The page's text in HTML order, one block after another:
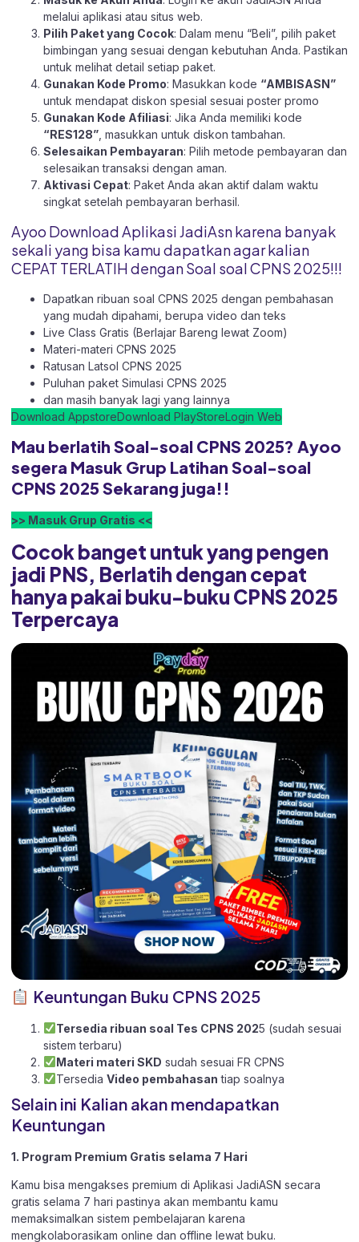
melalui aplikasi atau situs web.
Pilih Paket yang Cocok: Dalam menu “Beli”, pilih paket
bimbingan yang sesuai dengan kebutuhan Anda. Pastikan
untuk melihat detail setiap paket.
Gunakan Kode Promo: Masukkan kode “AMBISASN”
untuk mendapat diskon spesial sesuai poster promo
Gunakan Kode Afiliasi: Jika Anda memiliki kode
“RES128”, masukkan untuk diskon tambahan.
Selesaikan Pembayaran: Pilih metode pembayaran dan
selesaikan transaksi dengan aman.
Aktivasi Cepat: Paket Anda akan aktif dalam waktu
singkat setelah pembayaran berhasil.
Ayoo Download Aplikasi JadiAsn karena banyak
sekali yang bisa kamu dapatkan agar kalian
CEPAT TERLATIH dengan Soal soal CPNS 2025!!!
Dapatkan ribuan soal CPNS 2025 dengan pembahasan
yang mudah dipahami, berupa video dan teks
Live Class Gratis (Berlajar Bareng lewat Zoom)
Materi-materi CPNS 2025
Ratusan Latsol CPNS 2025
Puluhan paket Simulasi CPNS 2025
dan masih banyak lagi yang lainnya
Download AppstoreDownload PlayStoreLogin Web
Mau berlatih Soal-soal CPNS 2025? Ayoo
segera Masuk Grup Latihan Soal-soal
CPNS 2025 Sekarang juga!!
>> Masuk Grup Gratis <<
Cocok banget untuk yang pengen
jadi PNS, Berlatih dengan cepat
hanya pakai buku-buku CPNS 2025
Terpercaya
Keuntungan Buku CPNS 2025
Tersedia ribuan soal Tes CPNS 2025 (sudah sesuai
sistem terbaru)
Materi materi SKD sudah sesuai FR CPNS
Tersedia Video pembahasan tiap soalnya
Selain ini Kalian akan mendapatkan
Keuntungan
1. Program Premium Gratis selama 7 Hari
Kamu bisa mengakses premium di Aplikasi JadiASN secara
gratis selama 7 hari pastinya akan membantu kamu
memaksimalkan sistem pembelajaran karena
mengkolaborasikam online dan offline lewat buku.